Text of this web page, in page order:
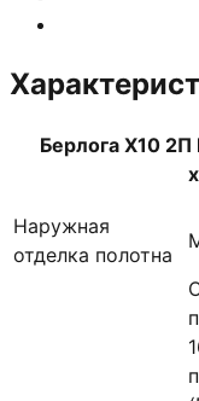
Берлога Х10
Наружная
отделка полотна